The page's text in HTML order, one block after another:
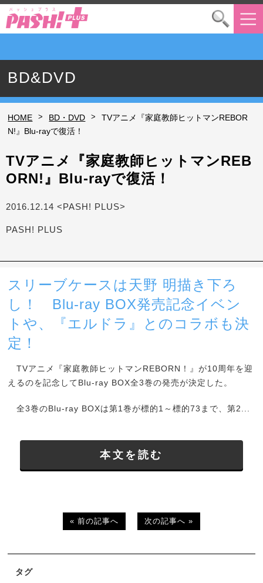
BD&DVD
HOME > BD・DVD >
TVアニメ『家庭教師ヒットマンREBOR
N!』Blu-rayで復活！
TVアニメ『家庭教師ヒットマンREB
ORN!』Blu-rayで復活！
2016.12.14 <PASH! PLUS>
PASH! PLUS
スリーブケースは天野 明描き下ろ
し！ Blu-ray BOX発売記念イベン
トや、『エルドラ』とのコラボも決
定！
TVアニメ『家庭教師ヒットマンREBORN！』が10周年を迎
えるのを記念してBlu-ray BOX全3巻の発売が決定した。
全3巻のBlu-ray BOXは第1巻が標的1～標的73まで、第2...
本文を読む
« 前の記事へ 次の記事へ »
タグ